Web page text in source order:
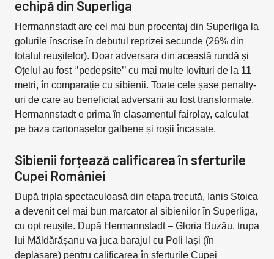
echipă din Superliga
Hermannstadt are cel mai bun procentaj din Superliga la
golurile înscrise în debutul reprizei secunde (26% din
totalul reușitelor). Doar adversara din această rundă și
Oțelul au fost ‘’pedepsite’’ cu mai multe lovituri de la 11
metri, în comparație cu sibienii. Toate cele șase penalty-
uri de care au beneficiat adversarii au fost transformate.
Hermannstadt e prima în clasamentul fairplay, calculat
pe baza cartonașelor galbene și roșii încasate.
Sibienii forțează calificarea în sferturile
Cupei României
După tripla spectaculoasă din etapa trecută, Ianis Stoica
a devenit cel mai bun marcator al sibienilor în Superliga,
cu opt reușite. După Hermannstadt – Gloria Buzău, trupa
lui Măldărășanu va juca barajul cu Poli Iași (în
deplasare) pentru calificarea în sferturile Cupei